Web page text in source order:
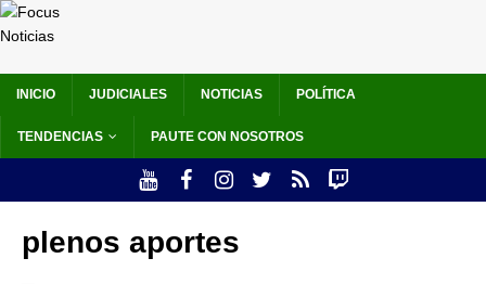
INICIO JUDICIALES NOTICIAS POLÍTICA
TENDENCIAS PAUTE CON NOSOTROS
plenos aportes